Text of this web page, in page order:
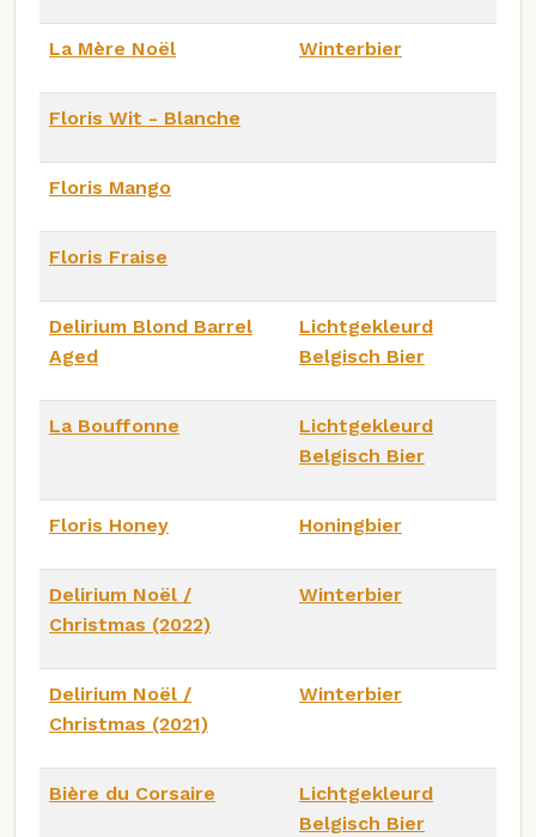
La Mère Noël Winterbier
Floris Wit - Blanche
Floris Mango
Floris Fraise
Delirium Blond Barrel
Aged
Lichtgekleurd
Belgisch Bier
La Bouffonne
Lichtgekleurd
Belgisch Bier
Floris Honey Honingbier
Delirium Noël /
Christmas (2022)
Winterbier
Delirium Noël /
Christmas (2021)
Winterbier
Bière du Corsaire
Lichtgekleurd
Belgisch Bier